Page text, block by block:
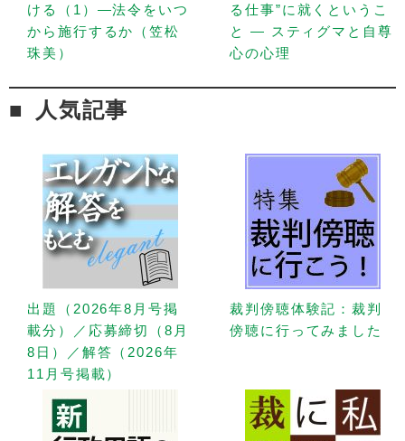
ける（1）—法令をいつ
から施行するか（笠松
珠美）
る仕事”に就くというこ
と — スティグマと自尊
心の心理
人気記事
出題（2026年8月号掲
載分）／応募締切（8月
8日）／解答（2026年
11月号掲載）
裁判傍聴体験記：裁判
傍聴に行ってみました